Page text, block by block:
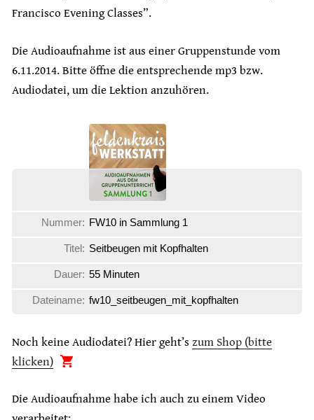
Francisco Evening Classes”.
Die Audioaufnahme ist aus einer Gruppenstunde vom
6.11.2014. Bitte öffne die entsprechende mp3 bzw.
Audiodatei, um die Lektion anzuhören.
Nummer: FW10 in Sammlung 1
Titel: Seitbeugen mit Kopfhalten
Dauer: 55 Minuten
Dateiname: fw10_seitbeugen_mit_kopfhalten
Noch keine Audiodatei? Hier geht’s zum Shop (bitte
klicken)
Die Audioaufnahme habe ich auch zu einem Video